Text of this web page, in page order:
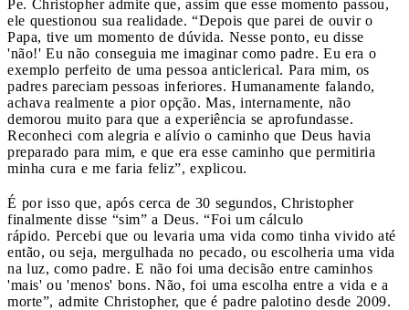
Pe. Christopher admite que, assim que esse momento passou,
ele questionou sua realidade. “Depois que parei de ouvir o
Papa, tive um momento de dúvida. Nesse ponto, eu disse
'não!' Eu não conseguia me imaginar como padre. Eu era o
exemplo perfeito de uma pessoa anticlerical. Para mim, os
padres pareciam pessoas inferiores. Humanamente falando,
achava realmente a pior opção. Mas, internamente, não
demorou muito para que a experiência se aprofundasse.
Reconheci com alegria e alívio o caminho que Deus havia
preparado para mim, e que era esse caminho que permitiria
minha cura e me faria feliz”, explicou.
É por isso que, após cerca de 30 segundos, Christopher
finalmente disse “sim” a Deus. “Foi um cálculo
rápido. Percebi que ou levaria uma vida como tinha vivido até
então, ou seja, mergulhada no pecado, ou escolheria uma vida
na luz, como padre. E não foi uma decisão entre caminhos
'mais' ou 'menos' bons. Não, foi uma escolha entre a vida e a
morte”, admite Christopher, que é padre palotino desde 2009.